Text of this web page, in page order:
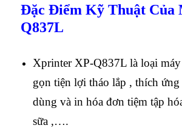
Đặc Điểm Kỹ Thuật Của
Q837L
Xprinter XP-Q837Llà loại
gọn tiện lợi tháo lắp , thích
dùng và in hóa đơn tiệm tập
sữa ,….